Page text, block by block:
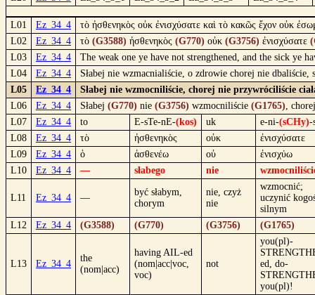
L01 Ez_34_4
τὸ ἠσθενηκὸς οὐκ ἐνισχύσατε καὶ τὸ κακῶς ἔχον οὐκ
L02
Ez_34_4 τὸ (G3588) ἠσθενηκὸς (G770) οὐκ (G3756) ἐνισχύσατε
L03
Ez_34_4
The weak one ye have not strengthened, and the sick ye
L04
Ez_34_4
Słabej nie wzmacnialiście, o zdrowie chorej nie
L05
Ez_34_4
Słabej nie wzmocniliście, chorej nie przywróciliście
L06
Ez_34_4 Słabej (G770) nie (G3756) wzmocniliście (G1765),
L07
Ez_34_4 to E-sTe-nE-(kos) uk e-ni-(sCHy)-
L08
Ez_34_4 τὸ ἠσθενηκὸς οὐκ
ἐνισχύσατε
L09
Ez_34_4 ὁ ἀσθενέω οὐ
ἐνισχύω
L10
Ez_34_4 — słabego nie
L11 Ez_34_4 —
być słabym,
chorym
nie, czyż
nie
wzmocnić;
uczynić
silnym
L12
Ez_34_4 (G3588) (G770) (G3756) (G1765)
L13 Ez_34_4
the
(nom|acc)
having AIL-ed
(nom|acc|voc,
voc)
not
you(pl)-
ed, do-
you(pl)!